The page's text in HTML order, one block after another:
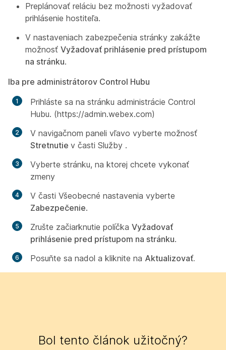
Preplánovať reláciu bez možnosti vyžadovať
prihlásenie hostiteľa.
V nastaveniach zabezpečenia stránky zakážte
možnosť Vyžadovať prihlásenie pred prístupom
na stránku.
Iba pre administrátorov Control Hubu
Prihláste sa na stránku administrácie Control
Hubu. (https://admin.webex.com)
V navigačnom paneli vľavo vyberte možnosť
Stretnutie v časti Služby .
Vyberte stránku, na ktorej chcete vykonať
zmeny
V časti Všeobecné nastavenia vyberte
Zabezpečenie.
Zrušte začiarknutie políčka Vyžadovať
prihlásenie pred prístupom na stránku.
Posuňte sa nadol a kliknite na Aktualizovať.
Bol tento článok užitočný?